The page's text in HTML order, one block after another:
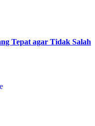
Tepat agar Tidak Salah